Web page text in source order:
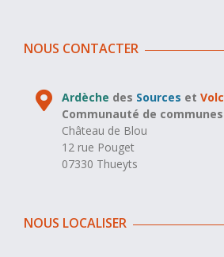
NOUS CONTACTER
Ardèche des Sources et
Communauté de communes
Château de Blou
12 rue Pouget
07330 Thueyts
NOUS LOCALISER